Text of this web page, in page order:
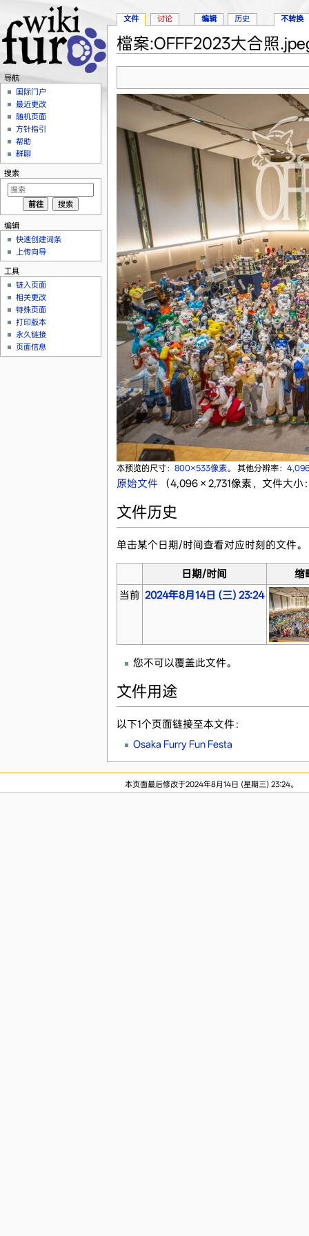
檔案:OFFF2023大合照
本预览的尺寸： 800×533像素。 其他分辨率：
原始文件‎ （4,096 × 2,731像素，文件大
文件历史
单击某个日期/时间查看对应时刻的文件。
日期/时间
缩
当前 2024年8月14日 (三) 23:24
您不可以覆盖此文件。
文件用途
以下1个页面链接至本文件：
Osaka Furry Fun Festa
文件 讨论 编辑 历史 不转换
导航
国际门户
最近更改
随机页面
方针指引
帮助
群聊
搜索
编辑
快速创建词条
上传向导
工具
链入页面
相关更改
特殊页面
打印版本
永久链接
页面信息
本页面最后修改于2024年8月14日 (星期三) 23:24。